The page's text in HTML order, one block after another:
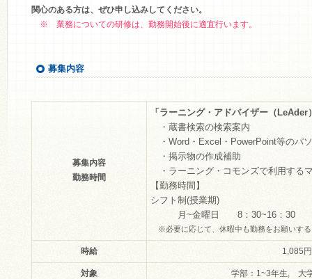
関心のある方は、ぜひ申し込みしてください。
※ 業務についての研修は、勤務開始後に適宜行います。
募集内容
募集内容
勤務時間
「ラーニング・アドバイザー（LeAder
・蔵書検索の検索案内
・Word・Excel・PowerPoint等のパ
・掲示物の作成補助
・ラーニング・コモンズで利用する
【勤務時間】
シフト制(授業期)
月~金曜日 8：30~16：30
※必要に応じて、休暇中も勤務をお願いする
時給 1,085
対象 学部：1~3年生,